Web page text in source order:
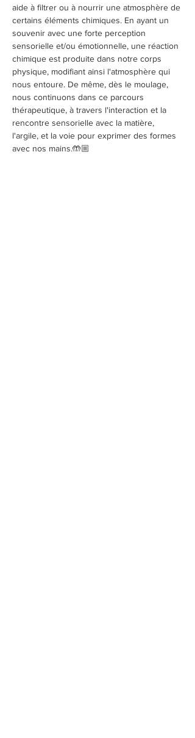
aide à filtrer ou à nourrir une atmosphère de
certains éléments chimiques. En ayant un
souvenir avec une forte perception
sensorielle et/ou émotionnelle, une réaction
chimique est produite dans notre corps
physique, modifiant ainsi l'atmosphère qui
nous entoure. De même, dès le moulage,
nous continuons dans ce parcours
thérapeutique, à travers l'interaction et la
rencontre sensorielle avec la matière,
l'argile, et la voie pour exprimer des formes
avec nos mains.🤲🏼